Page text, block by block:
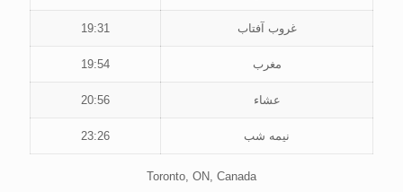
غروب آفتاب 19:31
مغرب 19:54
عشاء 20:56
نیمه شب 23:26
Toronto, ON, Canada